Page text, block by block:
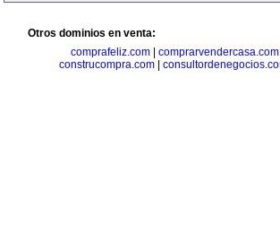
Otros dominios en venta:
comprafeliz.com| comprarvendercasa.com
construcompra.com|